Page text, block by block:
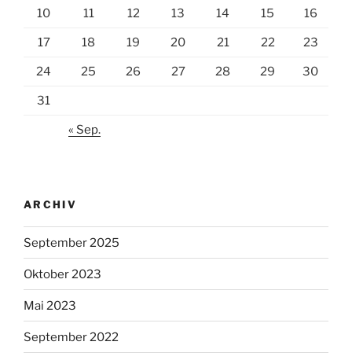
10 11 12 13 14 15 16
17 18 19 20 21 22 23
24 25 26 27 28 29 30
31
« Sep.
ARCHIV
September 2025
Oktober 2023
Mai 2023
September 2022